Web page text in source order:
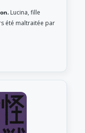
Lucina, fille
été maltraitée par